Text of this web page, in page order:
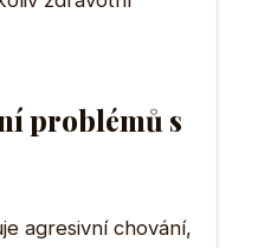
problémů s
agresivní chování,